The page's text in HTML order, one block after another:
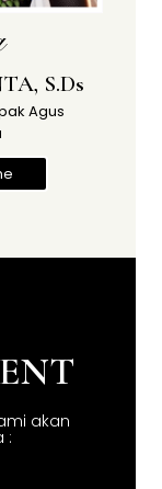
S.Ds
Agus
akan
: